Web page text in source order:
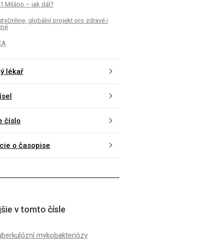
Miláno – jak dál?
globální projekt pro zdravé i
lékař
číslo
o časopise
v tomto čísle
mykobakteriózy